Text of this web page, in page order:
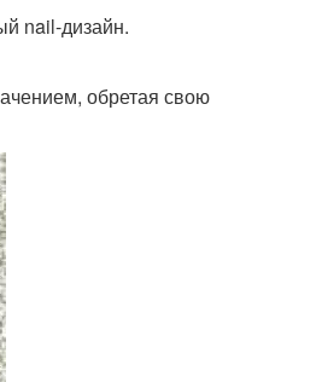
nail-дизайн.
обретая свою